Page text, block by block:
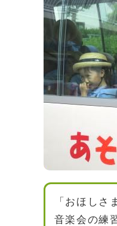
「おほし
音楽会の練